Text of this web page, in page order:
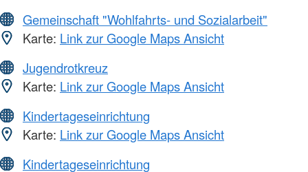
Gemeinschaft "Wohlfahrts- und Sozialarbeit"
Karte: Link zur Google Maps Ansicht
Jugendrotkreuz
Karte: Link zur Google Maps Ansicht
Kindertageseinrichtung
Karte: Link zur Google Maps Ansicht
Kindertageseinrichtung